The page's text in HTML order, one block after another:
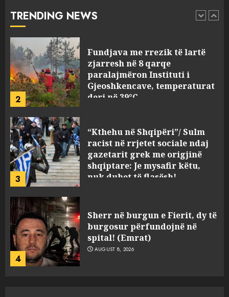
TRENDING NEWS
1 AUGUST 8, 2026
2
Fundjava me rrezik të lartë
zjarresh në 8 qarqe
paralajmëron Instituti i
Gjeoshkencave, temperaturat
deri në 39°C
3
“Kthehu në Shqipëri”/ Sulm
racist në rrjetet sociale ndaj
gazetarit grek me origjinë
shqiptare: Je mysafir këtu,
nuk duhet të flasësh!
4
Sherr në burgun e Fierit, dy të
burgosur përfundojnë në
spital! (Emrat)
AUGUST 8, 2026